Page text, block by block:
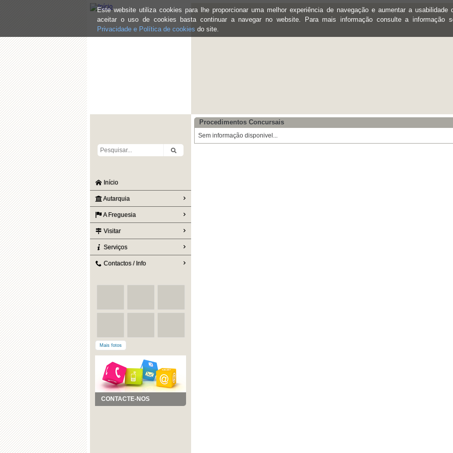
Este website utiliza cookies para lhe proporcionar uma melhor experiência de navegação e aumentar a usabilidade
aceitar o uso de cookies basta continuar a navegar no website. Para mais informação consulte a informação
Privacidade e Política de cookies do site.
Início
Autarquia
A Freguesia
Visitar
Serviços
Contactos / Info
Mais fotos
CONTACTE-NOS
Procedimentos Concursais
Sem informação disponivel...